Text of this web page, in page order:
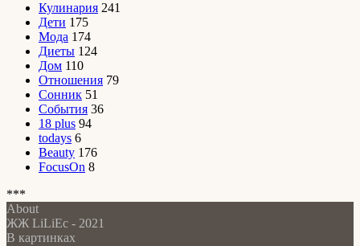
Кулинария 241
Дети 175
Мода 174
Диеты 124
Дом 110
Отношения 79
Сонник 51
События 36
18 plus 94
todays 6
Beauty 176
FocusOn 8
***
About
ЖЖ LiLiEc - 2021
В картинках